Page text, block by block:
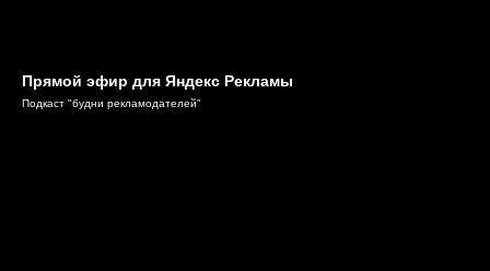
Прямой эфир для Яндекс Рекламы
Подкаст "будни рекламодателей"